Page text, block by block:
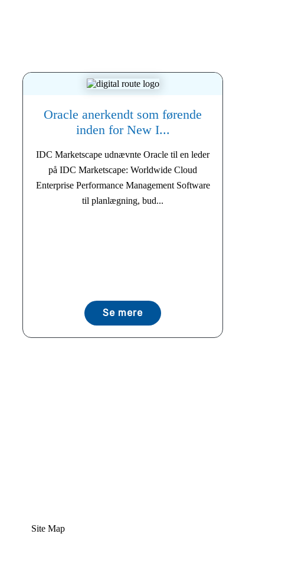
Oracle anerkendt som førende
inden for New I...
IDC Marketscape udnævnte Oracle til en leder
på IDC Marketscape: Worldwide Cloud
Enterprise Performance Management Software
til planlægning, bud...
Se mere
Site Map